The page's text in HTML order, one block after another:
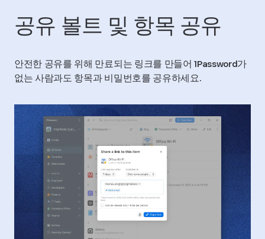
공유 볼트 및 항목 공유
안전한 공유를 위해 만료되는 링크를 만들어 1Password가
없는 사람과도 항목과 비밀번호를 공유하세요.